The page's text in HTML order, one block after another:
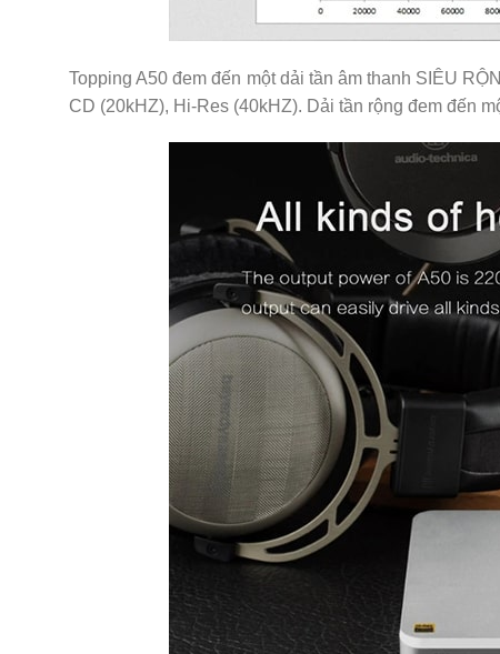
Topping A50 đem đến một dải tần âm thanh SIÊU
CD (20kHZ), Hi-Res (40kHZ). Dải tần rộng đem đến